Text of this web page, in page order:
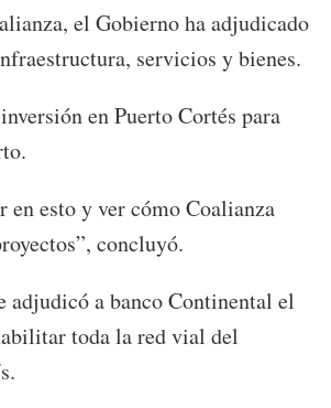
el Gobierno ha adjudicado
servicios y bienes.
en Puerto Cortés para
en esto y ver cómo Coalianza
concluyó.
adjudicó a banco Continental el
toda la red vial del